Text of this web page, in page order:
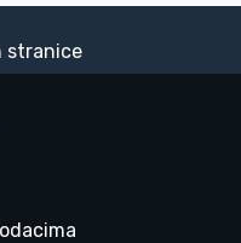
stranice